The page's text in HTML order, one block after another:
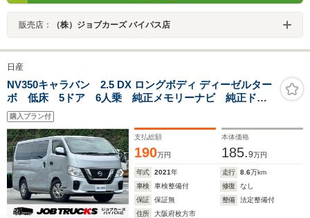
販売店： （株）ジョブカーズ バイパス店
日産
NV350キャラバン 2.5 DX ロングボディ ディーゼルター
ボ 低床 5ドア 6人乗 純正メモリーナビ 純正ドラ
レコ ETC エマージェンシーブレーキ フルセグ
Bluetooth CD キーレス ESC ABS 盗難防止 積
載量1200kg パワステ PW
購入プラン付
支払総額
190万円
本体価格
185.9万円
年式 2021年 走行 8.6万km
車検
車検整備付 修復
なし
保証
保証無 整備
法定整備付
住所
大阪府枚方市